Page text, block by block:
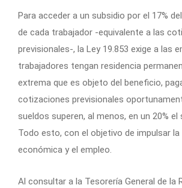
Para acceder a un subsidio por el 17%
de cada trabajador -equivalente a las
previsionales-, la Ley 19.853 exige a las
trabajadores tengan residencia
extrema que es objeto del beneficio,
cotizaciones previsionales
sueldos superen, al menos, en un 20% el
Todo esto, con el objetivo de impulsar la
económica y el empleo.
Al consultar a la Tesorería General de la